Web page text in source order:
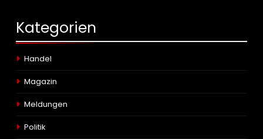
Kategorien
Handel
Magazin
Meldungen
Politik